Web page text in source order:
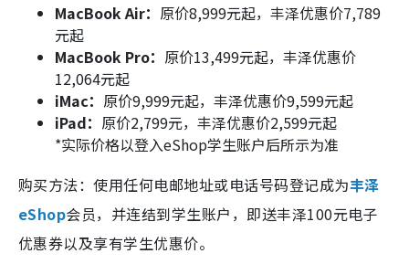
MacBook Air： 原价8,999元起，丰泽优惠价7,789
元起
MacBook Pro： 原价13,499元起，丰泽优惠价
12,064元起
iMac： 原价9,999元起，丰泽优惠价9,599元起
iPad： 原价2,799元，丰泽优惠价2,599元起
*实际价格以登入eShop学生账户后所示为准
购买方法：使用任何电邮地址或电话号码登记成为丰泽
eShop会员，并连结到学生账户，即送丰泽100元电子
优惠券以及享有学生优惠价。